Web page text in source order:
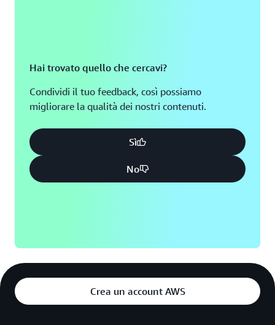
Hai trovato quello che cercavi?
Condividi il tuo feedback, così possiamo
migliorare la qualità dei nostri contenuti.
Sì
No
Crea un account AWS